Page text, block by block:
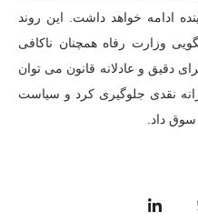
ادامه خواهد داشت. این روند
وزارت رفاه همچنان ناکافی
دقیق و عادلانه قانون می توان
نقدی جلوگیری کرد و سیاست
داد.